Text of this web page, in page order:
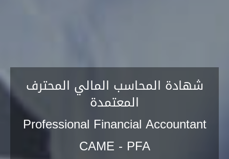
شهادة المحاسب المالي المحترف
المعتمدة
Professional Financial Accountant
CAME - PFA